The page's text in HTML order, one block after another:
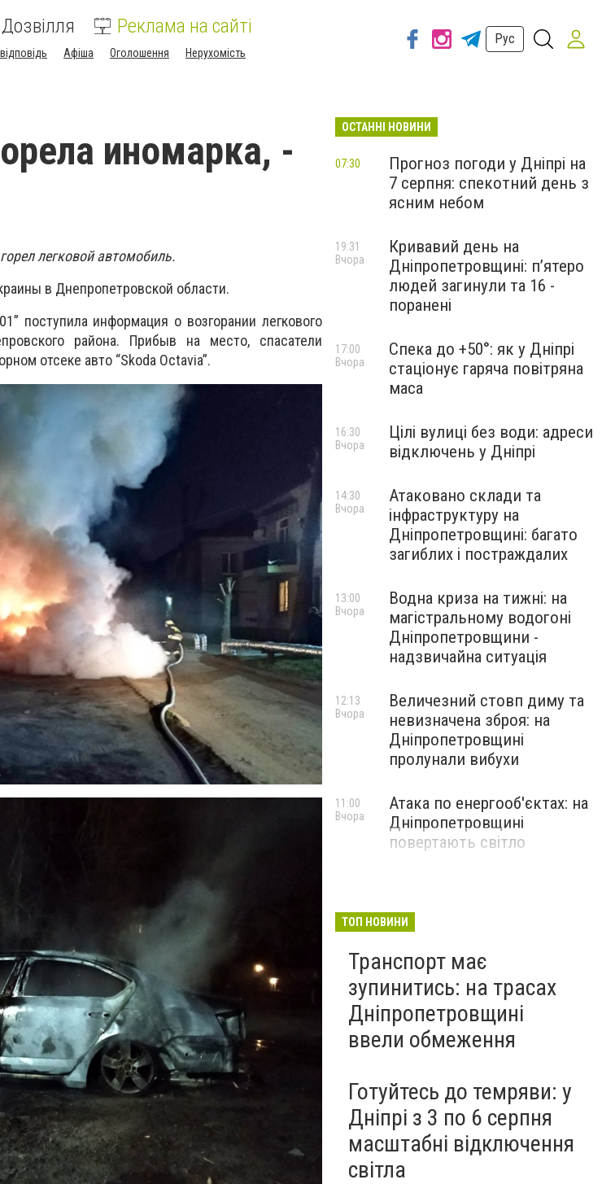
Дозвілля Реклама на сайті
Афіша Оголошення Нерухомість
Рус
иномарка, -
легковой автомобиль.
в Днепропетровской области.
поступила информация о возгорании легкового
района. Прибыв на место, спасатели
отсеке авто “Skoda Octavia”.
ОСТАННІ НОВИНИ
Прогноз погоди у Дніпрі на
7 серпня: спекотний день з
ясним небом
07:30
Кривавий день на
Дніпропетровщині: п’ятеро
людей загинули та 16 -
поранені
19:31
Вчора
Спека до +50°: як у Дніпрі
стаціонує гаряча повітряна
маса
17:00
Вчора
Цілі вулиці без води: адреси
відключень у Дніпрі
16:30
Вчора
Атаковано склади та
інфраструктуру на
Дніпропетровщині: багато
загиблих і постраждалих
14:30
Вчора
Водна криза на тижні: на
магістральному водогоні
Дніпропетровщини -
надзвичайна ситуація
13:00
Вчора
Величезний стовп диму та
невизначена зброя: на
Дніпропетровщині
пролунали вибухи
12:13
Вчора
Атака по енергооб'єктах: на
Дніпропетровщині
повертають світло
11:00
Вчора
ТОП НОВИНИ
Транспорт має
зупинитись: на трасах
Дніпропетровщині
ввели обмеження
Готуйтесь до темряви: у
Дніпрі з 3 по 6 серпня
масштабні відключення
світла